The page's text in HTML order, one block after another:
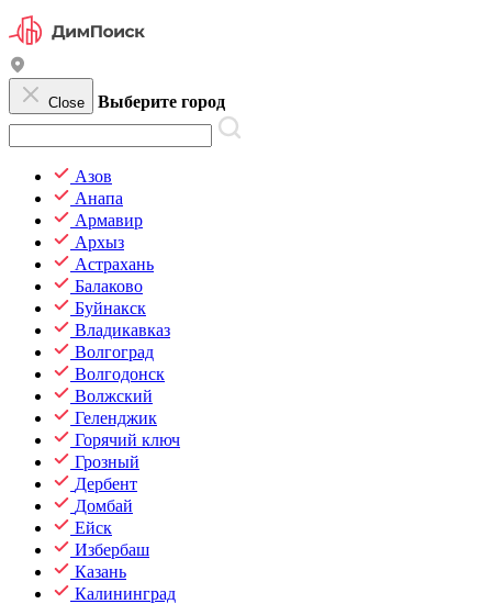
Close Выберите город
Азов
Анапа
Армавир
Архыз
Астрахань
Балаково
Буйнакск
Владикавказ
Волгоград
Волгодонск
Волжский
Геленджик
Горячий ключ
Грозный
Дербент
Домбай
Ейск
Избербаш
Казань
Калининград